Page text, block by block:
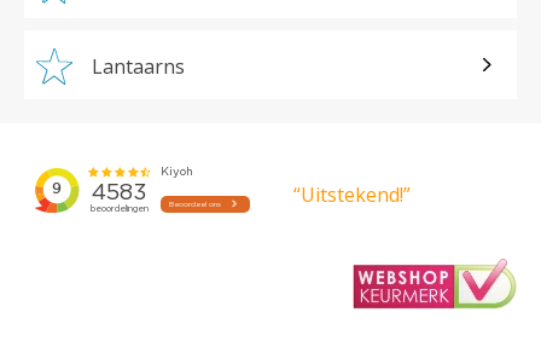
Lantaarns
“Uitstekend!”